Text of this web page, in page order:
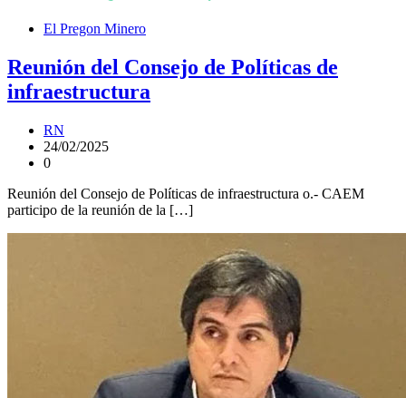
El Pregon Minero
Reunión del Consejo de Políticas de
infraestructura
RN
24/02/2025
0
Reunión del Consejo de Políticas de infraestructura o.- CAEM
participo de la reunión de la […]